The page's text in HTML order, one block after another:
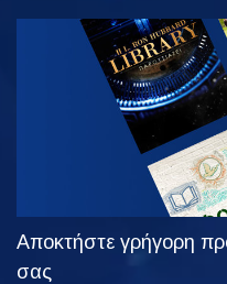
ΠΑΡΑΚΟΛΟΥΘΗΣΤΕ
Αποκτήστε γρήγορη
σας